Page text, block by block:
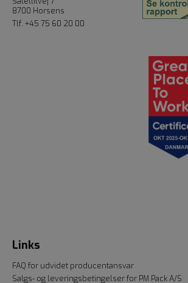
8700 Horsens
Tlf. +45 75 60 20 00
Links
FAQ for udvidet producentansvar
Salgs- og leveringsbetingelser for PM Pack A/S